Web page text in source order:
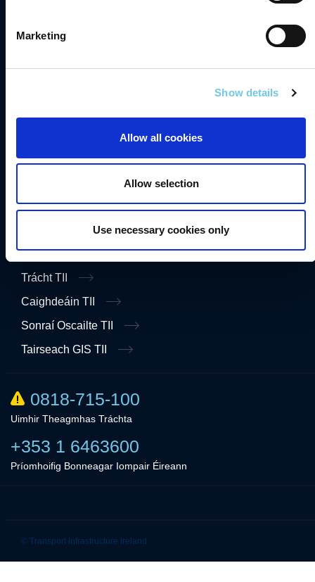
Marketing
Show details
Allow all cookies
Allow selection
Use necessary cookies only
Saoráil Faisnéise
Séanadh
Fógra Maidir le Cosaint Sonraí
Sonraí Áireamh Tráchta TII
Trácht TII
Caighdeáin TII
Sonraí Oscailte TII
Tairseach GIS TII
0818-715-100
Uimhir Theagmhas Tráchta
+353 1 6463600
Príomhoifig Bonneagar Iompair Éireann
© Transport Infrastructure Ireland